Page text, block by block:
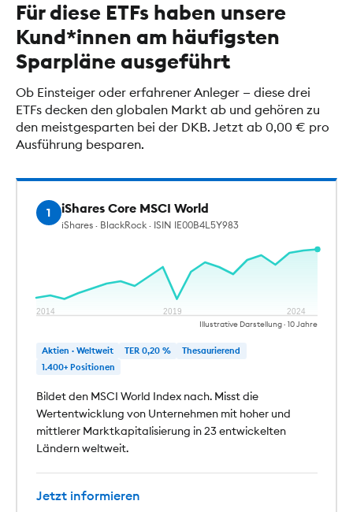
Für diese ETFs haben unsere
Kund*innen am häufigsten
Sparpläne ausgeführt
Ob Einsteiger oder erfahrener Anleger — diese drei
ETFs decken den globalen Markt ab und gehören zu
den meistgesparten bei der DKB. Jetzt ab 0,00 € pro
Ausführung besparen.
1 iShares Core MSCI World
iShares · BlackRock · ISIN IE00B4L5Y983
2014 2019 2024
Illustrative Darstellung · 10 Jahre
Aktien · Weltweit TER 0,20 %
Thesaurierend
1.400+ Positionen
Bildet den MSCI World Index nach. Misst die
Wertentwicklung von Unternehmen mit hoher und
mittlerer Marktkapitalisierung in 23 entwickelten
Ländern weltweit.
Jetzt informieren